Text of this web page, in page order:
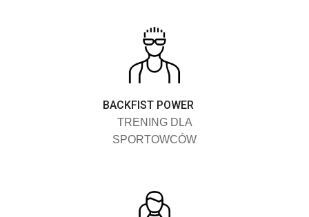
BACKFIST POWER
TRENING DLA
SPORTOWCÓW